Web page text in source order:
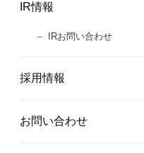
IR情報
IRお問い合わせ
採用情報
お問い合わせ